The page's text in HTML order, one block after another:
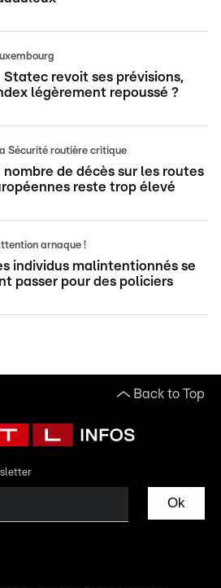
Statec revoit ses prévisions,
légèrement repoussé ?
Sécurité routière critique
nombre de décès sur les routes
reste trop élevé
arnaque !
individus malintentionnés se
passer pour des policiers
Back to Top
Ok